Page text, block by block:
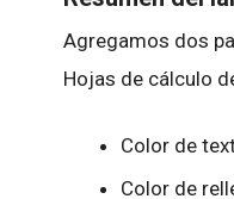
Agregamos dos
Hojas de cálculo
Color de
Color de